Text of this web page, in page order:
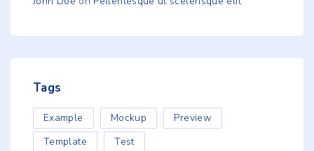
Tags
Example Mockup
Preview
Template
Test